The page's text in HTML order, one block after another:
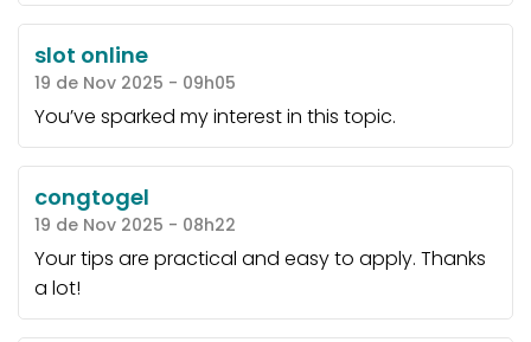
slot online
19 de Nov 2025 - 09h05
You’ve sparked my interest in this topic.
congtogel
19 de Nov 2025 - 08h22
Your tips are practical and easy to apply. Thanks
a lot!